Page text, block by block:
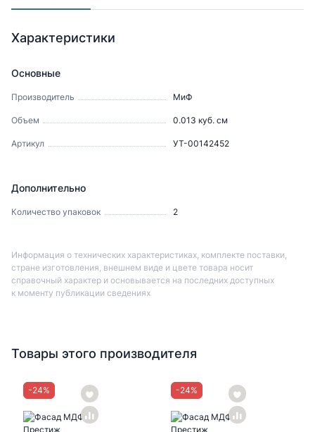
Характеристики
Основные
Производитель МиФ
Объем 0.013 куб. см
Артикул УТ-00142452
Дополнительно
Количество упаковок 2
Информация о технических характеристиках, комплекте поставки,
стране изготовления, внешнем виде и цвете товара носит
справочный характер и основывается на последних доступных
к моменту публикации сведениях
Товары этого производителя
-24% -24%